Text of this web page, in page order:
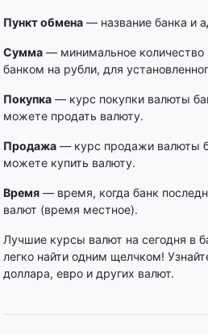
Пункт обмена — название банка и
Сумма — минимальное
банком на рубли, для
Покупка — курс покупки валюты
можете продать валюту.
Продажа — курс продажи валюты
можете купить валюту.
Время — время, когда банк
валют (время местное).
Лучшие курсы валют на сегодня в
легко найти одним щелчком!
доллара, евро и других валют.